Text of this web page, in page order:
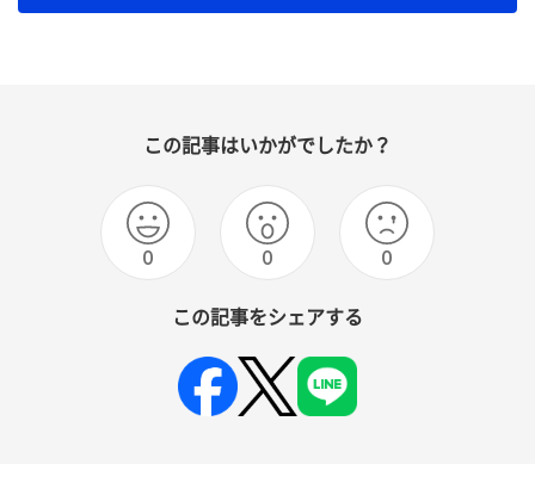
この記事はいかがでしたか？
0 0 0
この記事をシェアする